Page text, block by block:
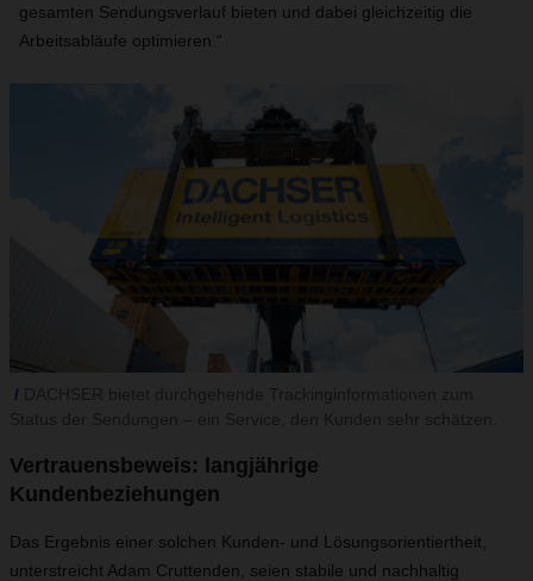
gesamten Sendungsverlauf bieten und dabei gleichzeitig die
Arbeitsabläufe optimieren.“
Vertrauensbeweis: langjährige
Kundenbeziehungen
Das Ergebnis einer solchen Kunden- und Lösungsorientiertheit,
unterstreicht Adam Cruttenden, seien stabile und nachhaltig